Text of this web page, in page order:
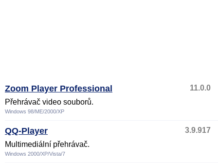
Zoom Player Professional
11.0.0
Přehrávač video souborů.
Windows 98/ME/2000/XP
QQ-Player
3.9.917
Multimediální přehrávač.
Windows 2000/XP/Vista/7